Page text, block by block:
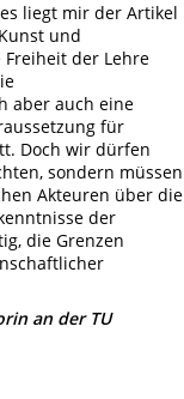
liegt mir der Artikel
und
Freiheit der Lehre
aber auch eine
für
Doch wir dürfen
sondern müssen
Akteuren über die
der
die Grenzen
an der TU